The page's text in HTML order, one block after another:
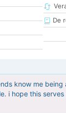
De
know me
i hope this